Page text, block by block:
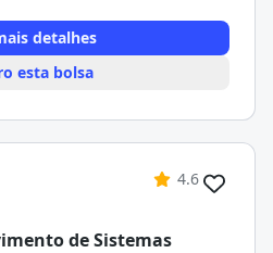
detalhes
esta bolsa
4.6
de Sistemas